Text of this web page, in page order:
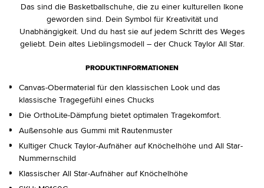
Das sind die Basketballschuhe, die zu einer kulturellen Ikone
geworden sind. Dein Symbol für Kreativität und
Unabhängigkeit. Und du hast sie auf jedem Schritt des Weges
geliebt. Dein altes Lieblingsmodell – der Chuck Taylor All Star.
PRODUKTINFORMATIONEN
Canvas-Obermaterial für den klassischen Look und das
klassische Tragegefühl eines Chucks
Die OrthoLite-Dämpfung bietet optimalen Tragekomfort.
Außensohle aus Gummi mit Rautenmuster
Kultiger Chuck Taylor-Aufnäher auf Knöchelhöhe und All Star-
Nummernschild
Klassischer All Star-Aufnäher auf Knöchelhöhe